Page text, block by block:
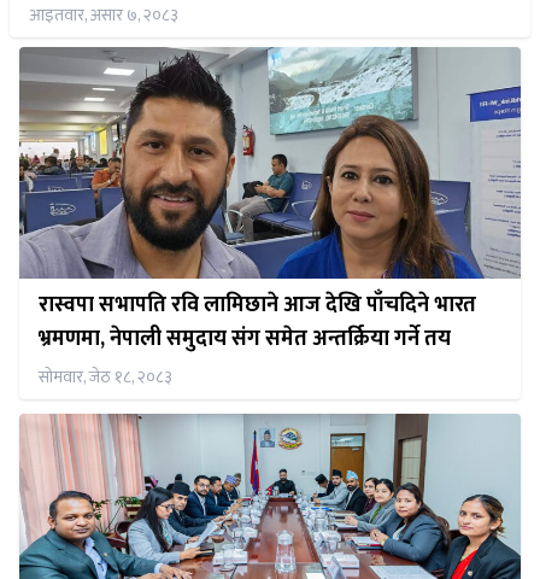
आइतवार, असार ७, २०८३
रास्वपा सभापति रवि लामिछाने आज देखि पाँचदिने भारत
भ्रमणमा, नेपाली समुदाय संग समेत अन्तर्क्रिया गर्ने तय
सोमवार, जेठ १८, २०८३